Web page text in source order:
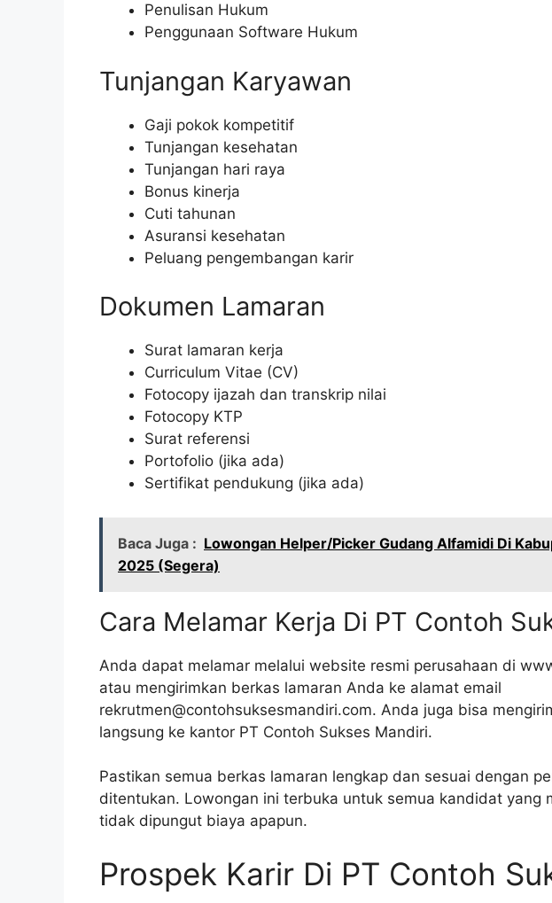
Penulisan Hukum
Penggunaan Software Hukum
Tunjangan Karyawan
Gaji pokok kompetitif
Tunjangan kesehatan
Tunjangan hari raya
Bonus kinerja
Cuti tahunan
Asuransi kesehatan
Peluang pengembangan karir
Dokumen Lamaran
Surat lamaran kerja
Curriculum Vitae (CV)
Fotocopy ijazah dan transkrip nilai
Fotocopy KTP
Surat referensi
Portofolio (jika ada)
Sertifikat pendukung (jika ada)
Baca Juga : Lowongan Helper/Picker Gudang Alfamidi Di
2025 (Segera)
Cara Melamar Kerja Di PT Contoh
Anda dapat melamar melalui website resmi perusahaan di
atau mengirimkan berkas lamaran Anda ke alamat email
rekrutmen@contohsuksesmandiri.com. Anda juga bisa
langsung ke kantor PT Contoh Sukses Mandiri.
Pastikan semua berkas lamaran lengkap dan sesuai dengan
ditentukan. Lowongan ini terbuka untuk semua kandidat yang
tidak dipungut biaya apapun.
Prospek Karir Di PT Contoh